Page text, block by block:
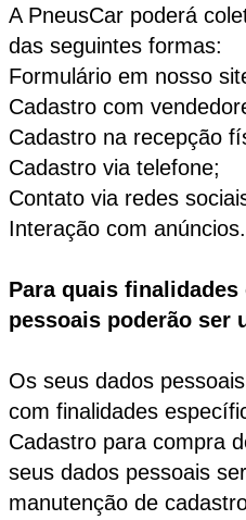
A PneusCar poderá
das seguintes formas:
Formulário em nosso
Cadastro com
Cadastro na recepção
Cadastro via telefone;
Contato via redes
Interação com anúncios.
Para quais finalidades
pessoais poderão ser
Os seus dados
com finalidades
Cadastro para compra
seus dados pessoais
manutenção de